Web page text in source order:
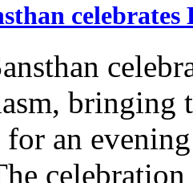
bringing
an